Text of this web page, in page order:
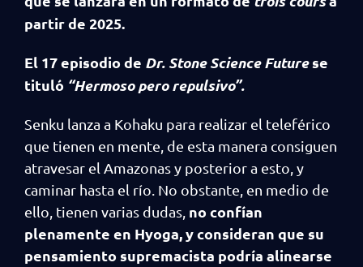
partir de 2025.
El 17 episodio de Dr. Stone Science Futurese
tituló “Hermoso pero repulsivo”.
Senku lanza a Kohaku para realizar el teleférico
que tienen en mente, de esta manera consiguen
atravesar el Amazonas y posterior a esto, y
caminar hasta el río. No obstante, en medio de
ello, tienen varias dudas, no confían
plenamente en Hyoga, y consideran que su
pensamiento supremacista podría alinearse